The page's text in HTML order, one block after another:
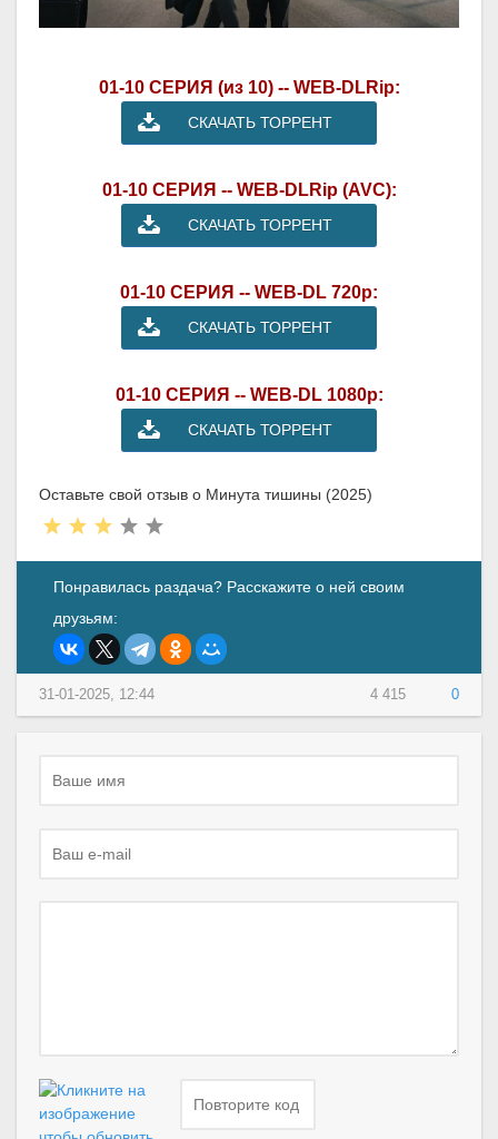
01-10 СЕРИЯ (из 10) -- WEB-DLRip:
СКАЧАТЬ ТОРРЕНТ
01-10 СЕРИЯ -- WEB-DLRip (AVC):
СКАЧАТЬ ТОРРЕНТ
01-10 СЕРИЯ -- WEB-DL 720p:
СКАЧАТЬ ТОРРЕНТ
01-10 СЕРИЯ -- WEB-DL 1080p:
СКАЧАТЬ ТОРРЕНТ
Оставьте свой отзыв о Минута тишины (2025)
Понравилась раздача? Расскажите о ней своим
друзьям:
4 415 0
31-01-2025, 12:44